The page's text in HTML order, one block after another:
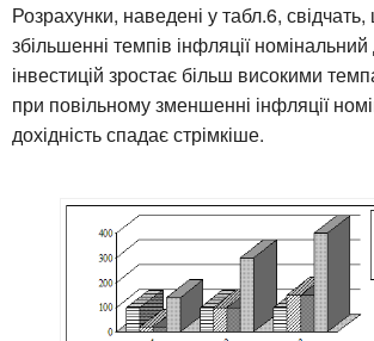
Розрахунки, наведені у табл.6,
збільшенні темпів інфляції номінальний
інвестицій зростає більш високими
при повільному зменшенні інфляції
дохідність спадає стрімкіше.